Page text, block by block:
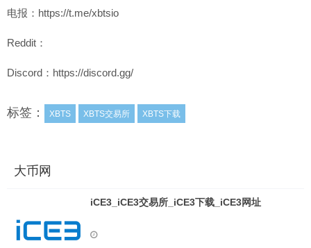
电报：https://t.me/xbtsio
Reddit：
Discord：https://discord.gg/
标签： XBTS XBTS交易所 XBTS下载
大币网
iCE3_iCE3交易所_iCE3下载_iCE3网址